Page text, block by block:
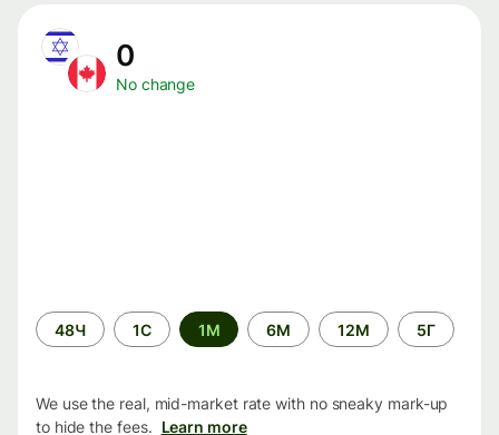
0
No change
Time
period
48Ч 1С 1М 6М 12М 5Г
We use the real, mid-market rate with no sneaky mark-up
to hide the fees. Learn more